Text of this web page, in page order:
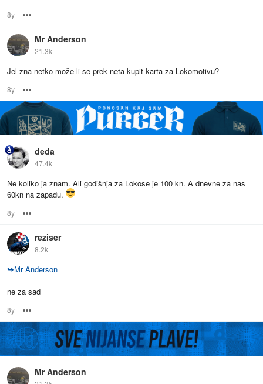
8y
Mr Anderson
21.3k
Jel zna netko može li se prek neta kupit karta za Lokomotivu?
8y
deda
47.4k
Ne koliko ja znam. Ali godišnja za Lokose je 100 kn. A dnevne za nas
60kn na zapadu.
8y
reziser
8.2k
↪Mr Anderson
ne za sad
8y
Mr Anderson